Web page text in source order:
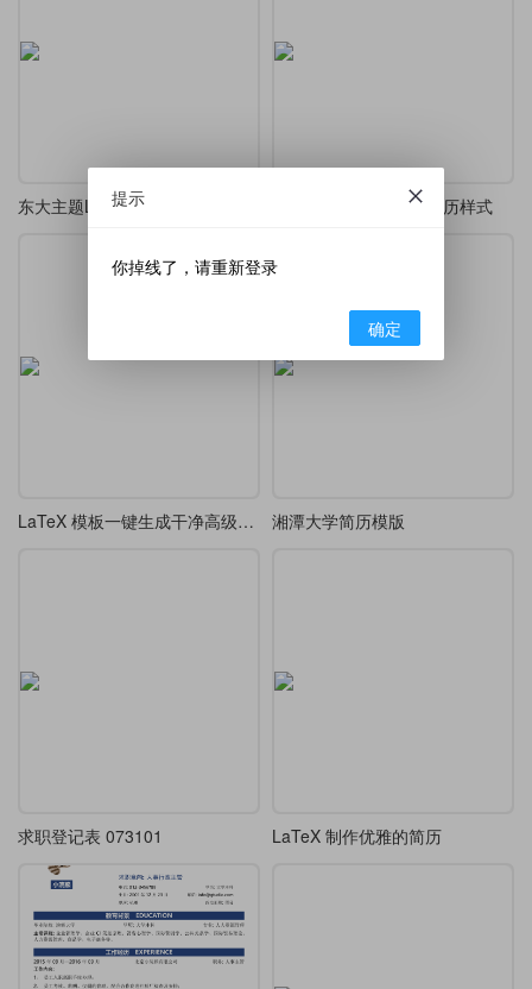
一个典型的科研人员 简历样式
LaTeX 模板一键生成干净高级极简学术 CV 湘潭大学简历模版
求职登记表 073101 LaTeX 制作优雅的简历
提示
你掉线了，请重新登录
确定